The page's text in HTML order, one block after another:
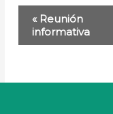
Navegación
Evento
«Reunión
informativa